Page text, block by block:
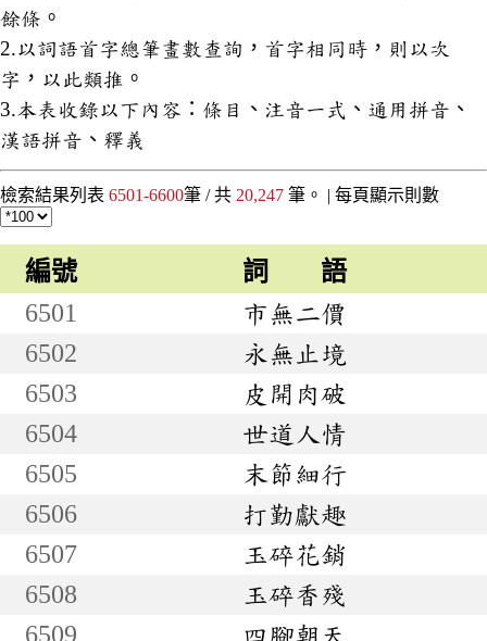
餘條。
2.以詞語首字總筆畫數查詢，首字相同時，則以次
字，以此類推。
3.本表收錄以下內容：條目、注音一式、通用拼音、
漢語拼音、釋義
檢索結果列表 6501-6600筆 / 共 20,247 筆。 | 每頁顯示則數
編號
詞 語
6501
市無二價
6502
永無止境
6503
皮開肉破
6504
世道人情
6505
末節細行
6506
打勤獻趣
6507
玉碎花銷
6508
玉碎香殘
6509
四腳朝天